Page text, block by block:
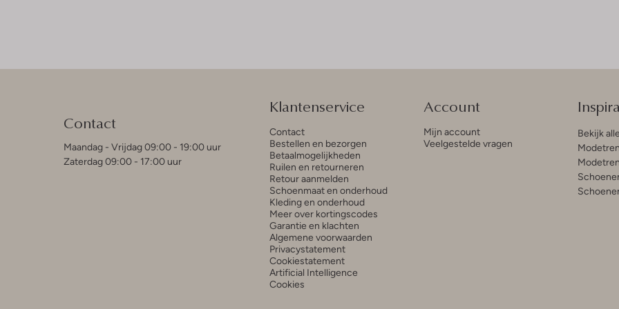
Contact
Maandag - Vrijdag 09:00 - 19:00 uur
Zaterdag 09:00 - 17:00 uur
Klantenservice
Contact
Bestellen en bezorgen
Betaalmogelijkheden
Ruilen en retourneren
Retour aanmelden
Schoenmaat en onderhoud
Kleding en onderhoud
Meer over kortingscodes
Garantie en klachten
Algemene voorwaarden
Privacystatement
Cookiestatement
Artificial Intelligence
Cookies
Account
Mijn account
Veelgestelde vragen
Bekijk